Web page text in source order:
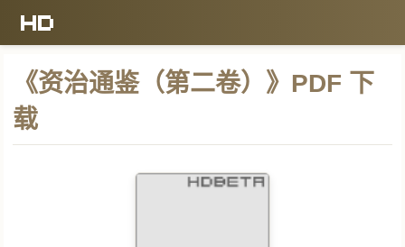
《资治通鉴（第二卷）》PDF 下
载